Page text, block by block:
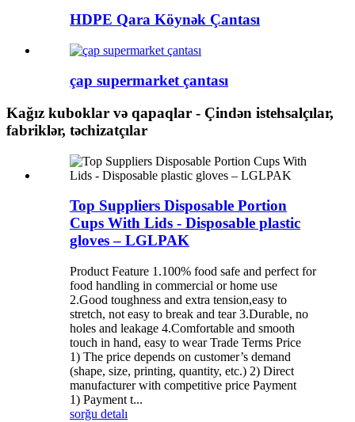
HDPE Qara Köynək Çantası
çap supermarket çantası
Kağız kuboklar və qapaqlar - Çindən istehsalçılar,
fabriklər, təchizatçılar
Top Suppliers Disposable Portion
Cups With Lids - Disposable plastic
gloves – LGLPAK
Product Feature 1.100% food safe and perfect for
food handling in commercial or home use
2.Good toughness and extra tension,easy to
stretch, not easy to break and tear 3.Durable, no
holes and leakage 4.Comfortable and smooth
touch in hand, easy to wear Trade Terms Price
1) The price depends on customer’s demand
(shape, size, printing, quantity, etc.) 2) Direct
manufacturer with competitive price Payment
1) Payment t...
sorğu detalı